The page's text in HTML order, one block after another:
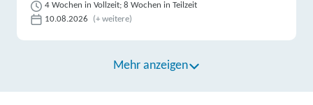
4 Wochen in Vollzeit; 8 Wochen in Teilzeit
10.08.2026
(+ weitere)
Mehr anzeigen